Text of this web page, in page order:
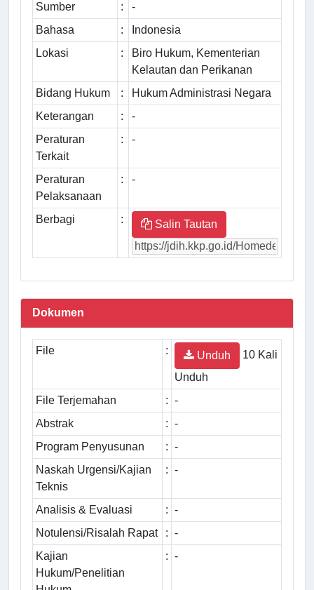
Sumber :
-
Bahasa
:
Indonesia
Lokasi
:
Biro Hukum, Kementerian
Kelautan dan Perikanan
Bidang Hukum
:
Hukum Administrasi Negara
Keterangan
:
-
Peraturan
Terkait
: -
Peraturan
Pelaksanaan
: -
Berbagi : Salin Tautan
Dokumen
File : Unduh
10 Kali
Unduh
File Terjemahan
: -
Abstrak
: -
Program Penyusunan
: -
Naskah Urgensi/Kajian
Teknis
: -
Analisis & Evaluasi : -
Notulensi/Risalah Rapat
: -
Kajian
Hukum/Penelitian
: -